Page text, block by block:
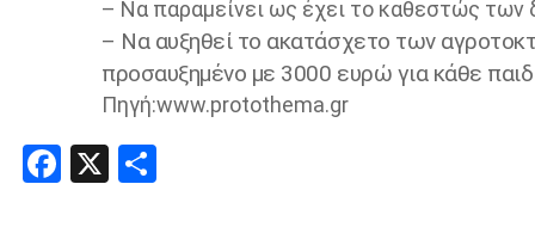
– Να παραμείνει ως έχει το καθεστώς των
– Να αυξηθεί το ακατάσχετο των
προσαυξημένο με 3000 ευρώ για κάθε
Πηγή:www.protothema.gr
Facebook
X